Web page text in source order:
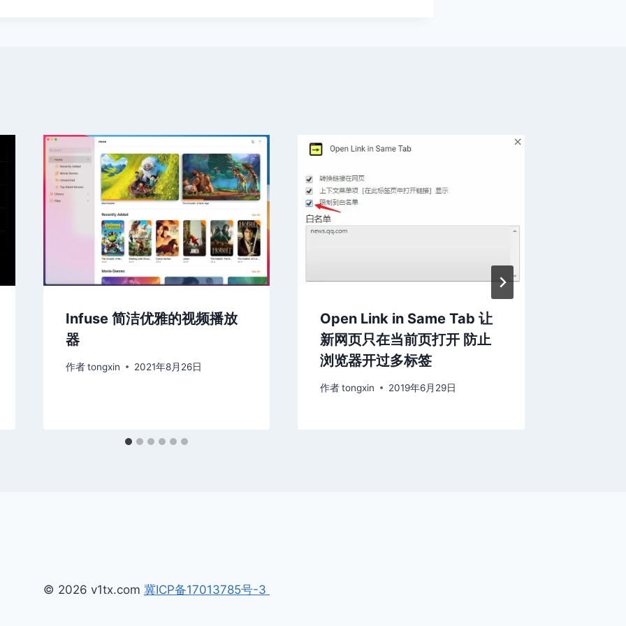
Infuse 简洁优雅的视频播放
器
作者 tongxin 2021年8月26日
Open Link in Same Tab 让
新网页只在当前页打开 防止
浏览器开过多标签
作者 tongxin 2019年6月29日
© 2026 v1tx.com 冀ICP备17013785号-3